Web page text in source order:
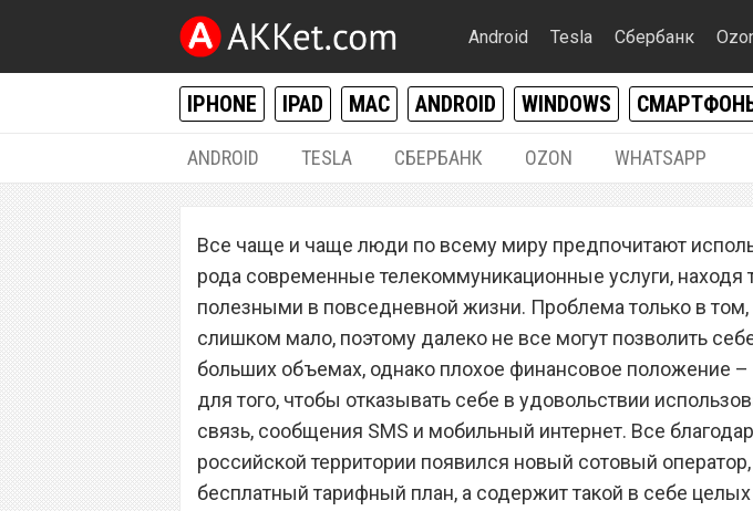
Android Tesla Сбербанк
IPHONE IPAD MAC ANDROID WINDOWS
ANDROID TESLA СБЕРБАНК OZON WHATSAPP
Новый сотовый оператор
бесплатный тарифный план с
мобильного интернета и 5000
разговоров
Все чаще и чаще люди по всему миру предпочитают
рода современные телекоммуникационные услуги, находя
полезными в повседневной жизни. Проблема только в том,
слишком мало, поэтому далеко не все могут позволить
больших объемах, однако плохое финансовое положение –
для того, чтобы отказывать себе в удовольствии
связь, сообщения SMS и мобильный интернет. Все
российской территории появился новый сотовый
бесплатный тарифный план, а содержит такой в себе